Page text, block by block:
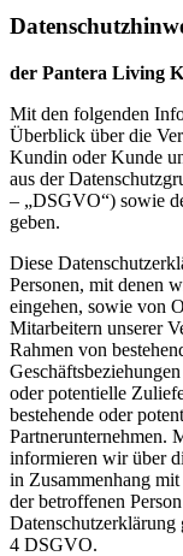
der Pantera Living
Mit den folgenden
Überblick über die
Kundin oder Kunde
aus der
– „DSGVO“) sowie
geben.
Diese
Personen, mit denen
eingehen, sowie von
Mitarbeitern unserer
Rahmen von
oder potentielle
bestehende oder
Partnerunternehmen.
informieren wir über
in Zusammenhang
der betroffenen
4 DSGVO.